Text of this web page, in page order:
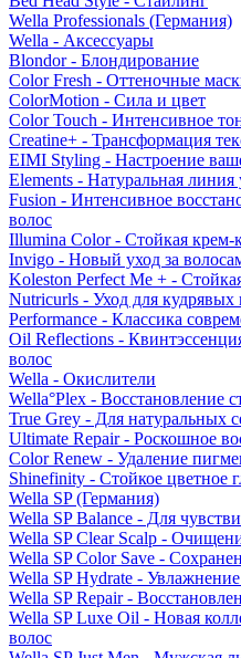
Wella Professionals (Германия)
Wella - Аксессуары
Blondor - Блондирование
Color Fresh - Оттеночные
ColorMotion - Сила и цвет
Color Touch - Интенсивное
Creatine+ - Трансформация
EIMI Styling - Настроение
Elements - Натуральная линия
Fusion - Интенсивное
волос
Illumina Color - Стойкая крем-
Invigo - Новый уход за
Koleston Perfect Me + -
Nutricurls - Уход для
Performance - Классика
Oil Reflections -
волос
Wella - Окислители
Wella°Plex - Восстановление
True Grey - Для натуральных
Ultimate Repair - Роскошное
Color Renew - Удаление
Shinefinity - Стойкое цветное
Wella SP (Германия)
Wella SP Balance - Для
Wella SP Clear Scalp -
Wella SP Color Save -
Wella SP Hydrate -
Wella SP Repair -
Wella SP Luxe Oil - Новая
волос